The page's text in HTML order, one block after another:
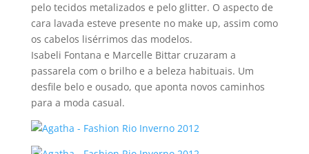
pelo tecidos metalizados e pelo glitter. O aspecto de
cara lavada esteve presente no make up, assim como
os cabelos lisérrimos das modelos.
Isabeli Fontana e Marcelle Bittar cruzaram a
passarela com o brilho e a beleza habituais. Um
desfile belo e ousado, que aponta novos caminhos
para a moda casual.